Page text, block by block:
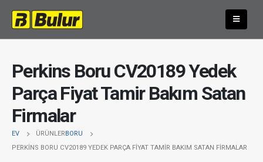
Perkins Boru CV20189 Yedek
Parça Fiyat Tamir Bakım Satan
Firmalar
EV ÜRÜNLERBORU
PERKINS BORU CV20189 YEDEK PARÇA FIYAT TAMIR BAKIM SATAN FIRMALAR